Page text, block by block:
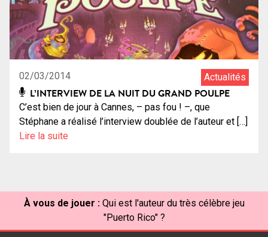
02/03/2014 Actualités
L’INTERVIEW DE LA NUIT DU GRAND POULPE
C’est bien de jour à Cannes, – pas fou ! –, que
Stéphane a réalisé l’interview doublée de l’auteur et […]
Lire la suite
À vous de jouer : Qui est l'auteur du très célèbre jeu
"Puerto Rico" ?